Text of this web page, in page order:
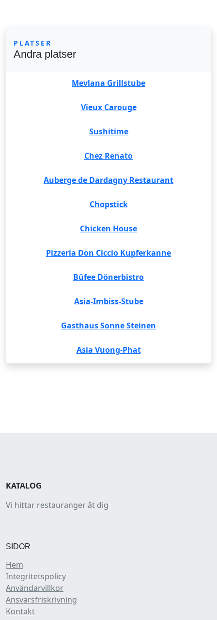
PLATSER
Andra platser
Mevlana Grillstube
Vieux Carouge
Sushitime
Chez Renato
Auberge de Dardagny Restaurant
Chopstick
Chicken House
Pizzeria Don Ciccio Kupferkanne
Büfee Dönerbistro
Asia-Imbiss-Stube
Gasthaus Sonne Steinen
Asia Vuong-Phat
KATALOG
Vi hittar restauranger åt dig
SIDOR
Hem
Integritetspolicy
Användarvillkor
Ansvarsfriskrivning
Kontakt